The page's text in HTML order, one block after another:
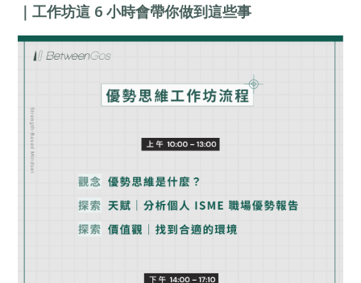
｜工作坊這 6 小時會帶你做到這些事